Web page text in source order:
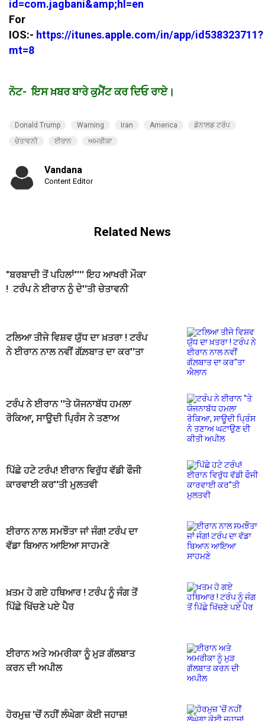
id=com.jagbani&amp;hl=en
For
IOS:- https://itunes.apple.com/in/app/id538323711?
mt=8
ਨੋਟ- ਇਸ ਖ਼ਬਰ ਬਾਰੇ ਕੁਮੈਂਟ ਕਰ ਦਿਓ ਰਾਏ।
Donald Trump Warning Iran America
ਡੋਨਾਲਡ ਟਰੰਪ
ਚੇਤਾਵਨੀ
ਈਰਾਨ ਅਮਰੀਕਾ
Vandana
Content Editor
Related News
"ਬਰਬਾਦੀ ਤੋਂ ਪਹਿਲਾਂ'''' ਇਹ ਆਖਰੀ ਮੌਕਾ
! ਟਰੰਪ ਨੇ ਈਰਾਨ ਨੂੰ ਦੇ''ਤੀ ਚੇਤਾਵਨੀ
ਟਲਿਆ ਤੀਜੇ ਵਿਸ਼ਵ ਯੁੱਧ ਦਾ ਖ਼ਤਰਾ ! ਟਰੰਪ
ਨੇ ਈਰਾਨ ਨਾਲ ਨਵੀਂ ਗੱਲ਼ਬਾਤ ਦਾ ਕਰ''ਤਾ
ਟਰੰਪ ਨੇ ਈਰਾਨ ''ਤੇ ਯੋਜਨਾਬੱਧ ਹਮਲਾ
ਰੋਕਿਆ, ਸਾਊਦੀ ਪ੍ਰਿੰਸ ਨੇ ਤਣਾਅ
ਪਿੱਛੇ ਹਟੇ ਟਰੰਪ! ਈਰਾਨ ਵਿਰੁੱਧ ਵੱਡੀ ਫੌਜੀ
ਕਾਰਵਾਈ ਕਰ''ਤੀ ਮੁਲਤਵੀ
ਈਰਾਨ ਨਾਲ ਸਮਝੌਤਾ ਜਾਂ ਜੰਗ! ਟਰੰਪ ਦਾ
ਵੱਡਾ ਬਿਆਨ ਆਇਆ ਸਾਹਮਣੇ
ਖ਼ਤਮ ਹੋ ਗਏ ਹਥਿਆਰ ! ਟਰੰਪ ਨੂੰ ਜੰਗ ਤੋਂ
ਪਿੱਛੇ ਖਿੱਚਣੇ ਪਏ ਪੈਰ
ਈਰਾਨ ਅਤੇ ਅਮਰੀਕਾ ਨੂੰ ਮੁੜ ਗੱਲਬਾਤ
ਕਰਨ ਦੀ ਅਪੀਲ
ਹੋਰਮੁਜ਼ 'ਚੋਂ ਨਹੀਂ ਲੰਘੇਗਾ ਕੋਈ ਜਹਾਜ਼!